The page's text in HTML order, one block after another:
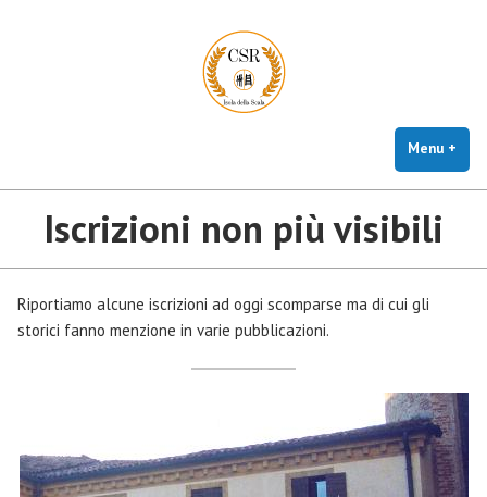
Menu +
Iscrizioni non più visibili
Riportiamo alcune iscrizioni ad oggi scomparse ma di cui gli
storici fanno menzione in varie pubblicazioni.